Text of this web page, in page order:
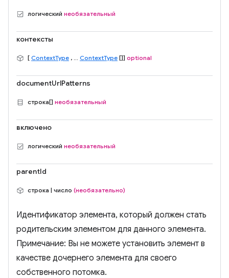
логический необязательный
контексты
[ ContextType , ... ContextType []] optional
documentUrlPatterns
строка[] необязательный
включено
логический необязательный
parentId
строка | число (необязательно)
Идентификатор элемента, который должен стать
родительским элементом для данного элемента.
Примечание: Вы не можете установить элемент в
качестве дочернего элемента для своего
собственного потомка.